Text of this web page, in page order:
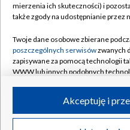
Naziemna Telewizja
Rada Programowa
System NOS
Informacje o nadawcy
Program dla prasy
©2026 Telewizja
mierzenia ich skuteczności) i
także zgody na udostępnianie przez
Twoje dane osobowe zbierane
poszczególnych serwisówzwanych
zapisywane za pomocą technologii
WWW lub innych podobnych
ruchu w Internecie.
Twoje dane osobowe zbierane
Akceptuję i